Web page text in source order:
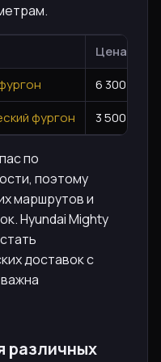
Цена, ₽
6 300 000 ₽
фургон
3 500 000 ₽
по
поэтому
маршрутов и
Hyundai Mighty
доставок с
различных